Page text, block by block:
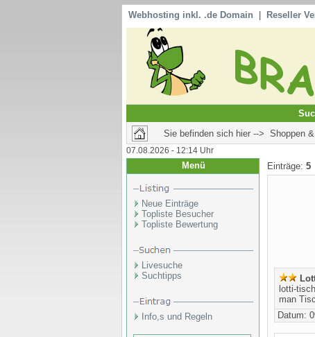
Webhosting inkl. .de Domain Reseller
Sie befinden sich hier --> Shoppen
07.08.2026 - 12:14 Uhr
Menü
Neue Einträge
Topliste Besucher
Topliste Bewertung
Livesuche
Suchtipps
Info,s und Regeln
Einträge: 5
lotti-
man
Datum: